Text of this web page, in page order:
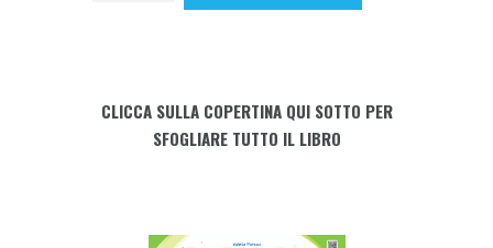
CLICCA SULLA COPERTINA QUI SOTTO PER
SFOGLIARE TUTTO IL LIBRO